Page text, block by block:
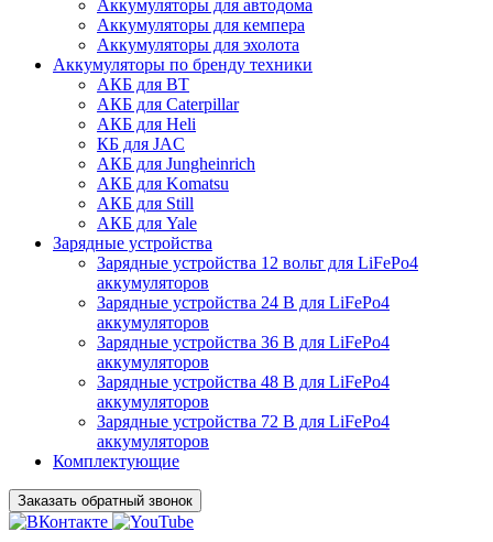
Аккумуляторы для автодома
Аккумуляторы для кемпера
Аккумуляторы для эхолота
Аккумуляторы по бренду техники
АКБ для BT
АКБ для Caterpillar
АКБ для Heli
КБ для JAC
АКБ для Jungheinrich
АКБ для Komatsu
АКБ для Still
АКБ для Yale
Зарядные устройства
Зарядные устройства 12 вольт для LiFePo4
аккумуляторов
Зарядные устройства 24 В для LiFePo4
аккумуляторов
Зарядные устройства 36 В для LiFePo4
аккумуляторов
Зарядные устройства 48 В для LiFePo4
аккумуляторов
Зарядные устройства 72 В для LiFePo4
аккумуляторов
Комплектующие
Заказать обратный звонок